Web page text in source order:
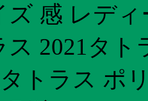
ズ 感 レデ
ス 2021タ
トラス ポ